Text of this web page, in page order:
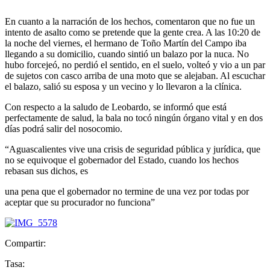
En cuanto a la narración de los hechos, comentaron que no fue un
intento de asalto como se pretende que la gente crea. A las 10:20 de
la noche del viernes, el hermano de Toño Martín del Campo iba
llegando a su domicilio, cuando sintió un balazo por la nuca. No
hubo forcejeó, no perdió el sentido, en el suelo, volteó y vio a un par
de sujetos con casco arriba de una moto que se alejaban. Al escuchar
el balazo, salió su esposa y un vecino y lo llevaron a la clínica.
Con respecto a la saludo de Leobardo, se informó que está
perfectamente de salud, la bala no tocó ningún órgano vital y en dos
días podrá salir del nosocomio.
“Aguascalientes vive una crisis de seguridad pública y jurídica, que
no se equivoque el gobernador del Estado, cuando los hechos
rebasan sus dichos, es
una pena que el gobernador no termine de una vez por todas por
aceptar que su procurador no funciona”
Compartir:
Tasa: